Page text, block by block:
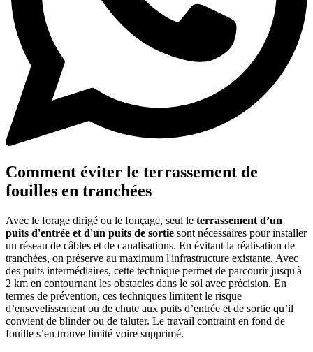
Comment éviter le terrassement de
fouilles en tranchées
Avec le forage dirigé ou le fonçage, seul le terrassement d’un
puits d'entrée et d'un puits de sortie sont nécessaires pour installer
un réseau de câbles et de canalisations. En évitant la réalisation de
tranchées, on préserve au maximum l'infrastructure existante. Avec
des puits intermédiaires, cette technique permet de parcourir jusqu'à
2 km en contournant les obstacles dans le sol avec précision. En
termes de prévention, ces techniques limitent le risque
d’ensevelissement ou de chute aux puits d’entrée et de sortie qu’il
convient de blinder ou de taluter. Le travail contraint en fond de
fouille s’en trouve limité voire supprimé.